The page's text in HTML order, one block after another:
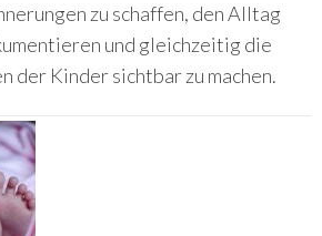
zu schaffen, den Alltag
und gleichzeitig die
der Kinder sichtbar zu machen.